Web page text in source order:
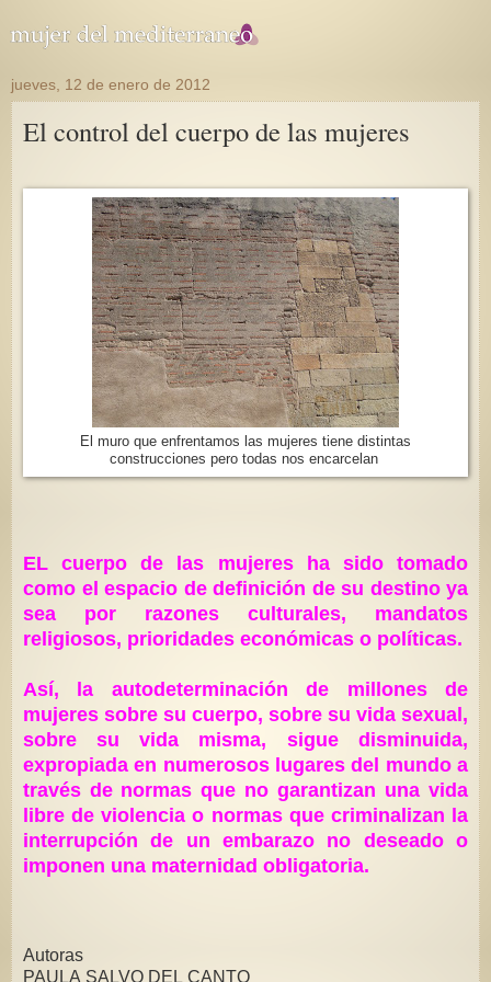
jueves, 12 de enero de 2012
El control del cuerpo de las mujeres
El muro que enfrentamos las mujeres tiene distintas
construcciones pero todas nos encarcelan
EL cuerpo de las mujeres ha sido tomado
como el espacio de deﬁnición de su destino ya
sea por razones culturales, mandatos
religiosos, prioridades económicas o políticas.
Así, la autodeterminación de millones de
mujeres sobre su cuerpo, sobre su vida sexual,
sobre su vida misma, sigue disminuida,
expropiada en numerosos lugares del mundo a
través de normas que no garantizan una vida
libre de violencia o normas que criminalizan la
interrupción de un embarazo no deseado o
imponen una maternidad obligatoria.
Autoras
PAULA SALVO DEL CANTO